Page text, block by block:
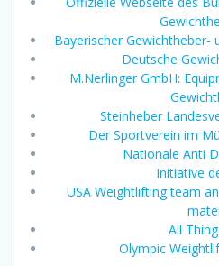
Bayerischer Gewichtheber-
Deutsche
M.Nerlinger GmbH:
Steinheber
Der Sportverein im
Nationale Anti
Initiative
USA Weightlifting team
All
Olympic